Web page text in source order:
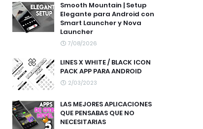
Smooth Mountain | Setup
Elegante para Android con
Smart Launcher y Nova
Launcher
7/08/2026
LINES X WHITE / BLACK ICON
PACK APP PARA ANDROID
2/03/2023
LAS MEJORES APLICACIONES
QUE PENSABAS QUE NO
NECESITARIAS